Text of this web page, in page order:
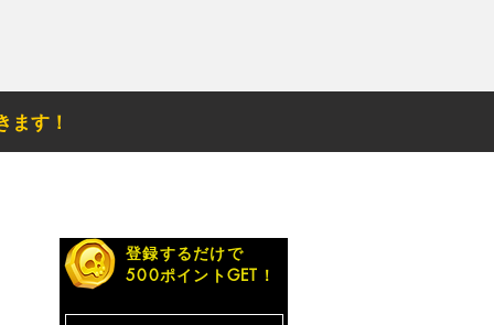
ます！
登録するだけで
500ポイントGET！